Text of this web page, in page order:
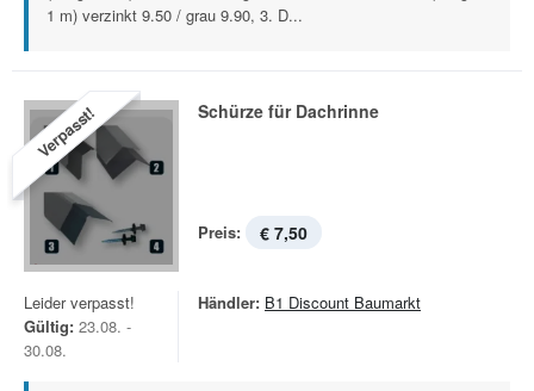
1 m) verzinkt 9.50 / grau 9.90, 3. D...
Verpasst! Schürze für Dachrinne
Preis: € 7,50
Leider verpasst!
Gültig: 23.08. -
30.08.
Händler: B1 Discount Baumarkt